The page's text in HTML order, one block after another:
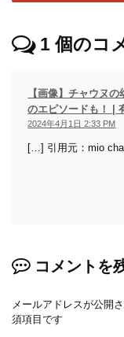
1個のコ
【画像】チャウヌ
のエピソードも！ |
2024年4月1日 2:33 PM
[…] 引用元：mio
コメントを
メールアドレスが公開
須項目です